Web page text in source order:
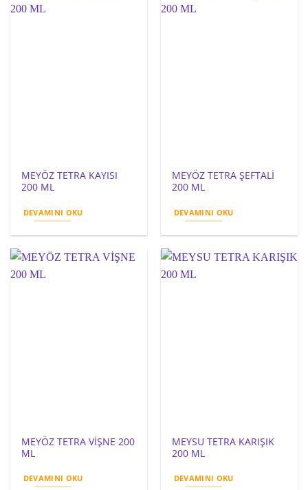
MEYÖZ TETRA KAYISI
200 ML
DEVAMINI OKU
MEYÖZ TETRA ŞEFTALİ
200 ML
DEVAMINI OKU
MEYÖZ TETRA VİŞNE 200
ML
DEVAMINI OKU
MEYSU TETRA KARIŞIK
200 ML
DEVAMINI OKU